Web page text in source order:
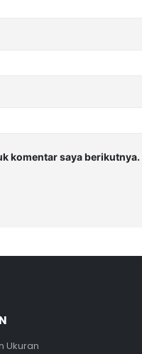
komentar saya berikutnya.
Ukuran